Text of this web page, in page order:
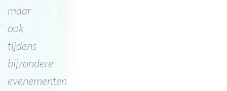
maar
ook
tijdens
bijzondere
evenementen